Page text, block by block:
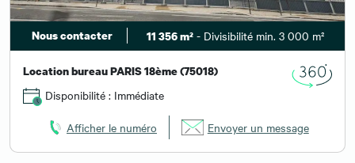
Nous contacter 11 356 m²- Divisibilité min. 3 000 m²
Location bureau PARIS 18ème (75018)
Disponibilité : Immédiate
Afficher le numéro Envoyer un message